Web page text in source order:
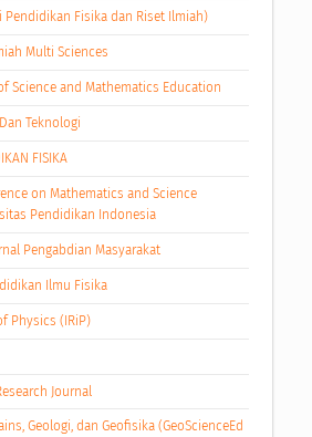
Pendidikan Fisika dan Riset Ilmiah)
Multi Sciences
Science and Mathematics Education
Teknologi
FISIKA
on Mathematics and Science
Pendidikan Indonesia
Pengabdian Masyarakat
Ilmu Fisika
Physics (IRiP)
Journal
Geologi, dan Geofisika (GeoScienceEd